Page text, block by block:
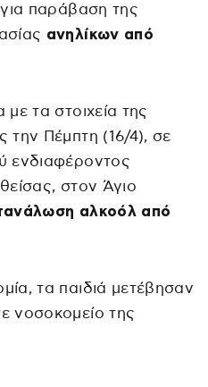
παράβαση της
ανηλίκων από
τα στοιχεία της
την Πέμπτη (16/4), σε
ενδιαφέροντος
στον Άγιο
αλκοόλ από
τα παιδιά μετέβησαν
νοσοκομείο της